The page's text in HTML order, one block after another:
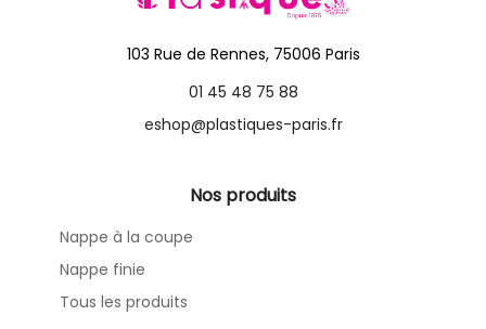
103 Rue de Rennes, 75006 Paris
01 45 48 75 88
eshop@plastiques-paris.fr
Nos produits
Nappe à la coupe
Nappe finie
Tous les produits